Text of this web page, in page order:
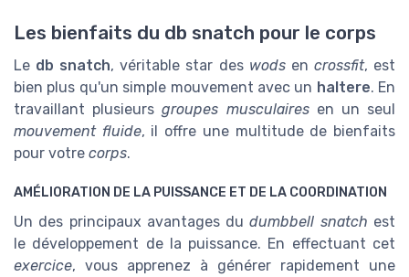
Les bienfaits du db snatch pour le corps
Le db snatch, véritable star des wodsen crossfit, est
bien plus qu'un simple mouvement avec un haltere. En
travaillant plusieursgroupes musculairesen un seul
mouvement fluide, il offre une multitude de bienfaits
pour votre corps.
AMÉLIORATION DE LA PUISSANCE ET DE LA COORDINATION
Un des principaux avantages dudumbbell snatch est
le développement de la puissance. En effectuant cet
exercice, vous apprenez à générer rapidement une